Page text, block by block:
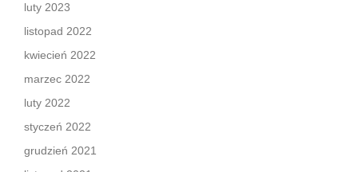
luty 2023
listopad 2022
kwiecień 2022
marzec 2022
luty 2022
styczeń 2022
grudzień 2021